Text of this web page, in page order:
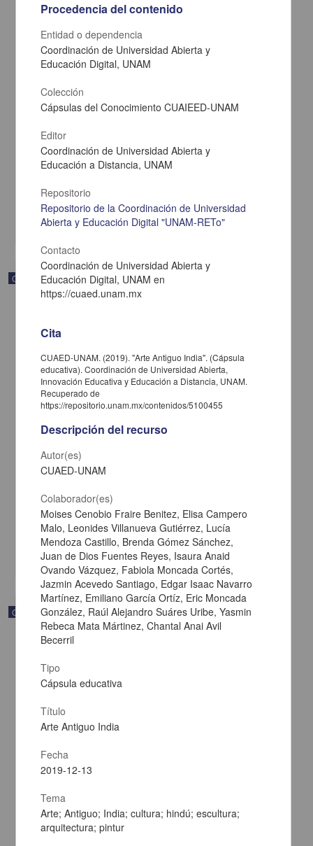
Carta de Zeferino Pérez, el general Antonio Rábago se encuentra
en la ranchería de Samalayuca
[sin fecha]
Multidisciplina
Correspondencia postal
informa se irá a la costa por prescripción médica
Maytorena, José María
[sin fecha]
Multidisciplina
Correspondencia postal
Carta de Francisco Martínez Baca a Francisco I. Madero
felicitándolo por el triunfo de la causa
Procedencia del contenido
Entidad o dependencia
Coordinación de Universidad Abierta y
Educación Digital, UNAM
Colección
Cápsulas del Conocimiento CUAIEED-UNAM
Editor
Coordinación de Universidad Abierta y
Educación a Distancia, UNAM
Repositorio
Repositorio de la Coordinación de Universidad
Abierta y Educación Digital "UNAM-RETo"
Contacto
Coordinación de Universidad Abierta y
Educación Digital, UNAM en
https://cuaed.unam.mx
Cita
CUAED-UNAM. (2019). "Arte Antiguo India". (Cápsula
educativa). Coordinación de Universidad Abierta,
Innovación Educativa y Educación a Distancia, UNAM.
Recuperado de
https://repositorio.unam.mx/contenidos/5100455
Descripción del recurso
Autor(es)
CUAED-UNAM
Colaborador(es)
Moises Cenobio Fraire Benitez, Elisa Campero
Malo, Leonides Villanueva Gutiérrez, Lucía
Mendoza Castillo, Brenda Gómez Sánchez,
Juan de Dios Fuentes Reyes, Isaura Anaid
Ovando Vázquez, Fabiola Moncada Cortés,
Jazmin Acevedo Santiago, Edgar Isaac Navarro
Martínez, Emiliano García Ortíz, Eric Moncada
González, Raúl Alejandro Suáres Uribe, Yasmin
Rebeca Mata Mártinez, Chantal Anai Avil
Becerril
Tipo
Cápsula educativa
Título
Arte Antiguo India
Fecha
2019-12-13
Tema
Arte; Antiguo; India; cultura; hindú; escultura;
arquitectura; pintur